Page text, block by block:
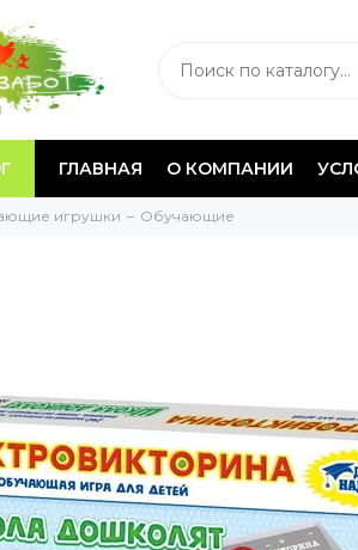
ГЛАВНАЯ О КОМПАНИИ
игрушки Обучающие